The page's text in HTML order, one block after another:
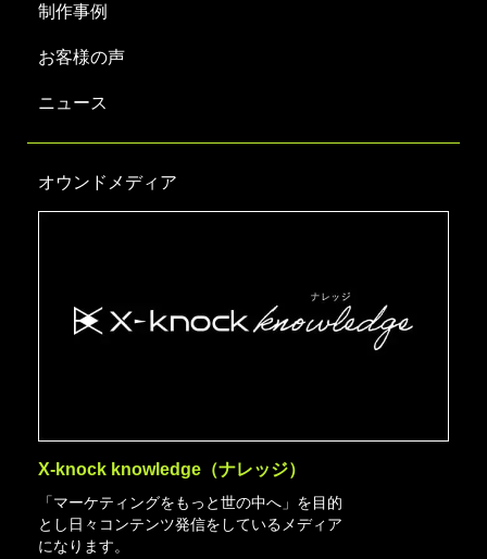
制作事例
お客様の声
ニュース
オウンドメディア
X-knock knowledge（ナレッジ）
「マーケティングをもっと世の中へ」を目的
とし日々コンテンツ発信をしているメディア
になります。